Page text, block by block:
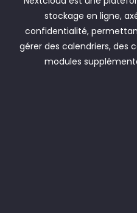
stockage en ligne,
confidentialité,
gérer des calendriers, des
modules